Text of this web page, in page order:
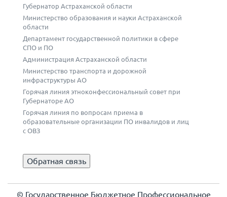
Губернатор Астраханской области
Министерство образования и науки Астраханской
области
Департамент государственной политики в сфере
СПО и ПО
Администрация Астраханской области
Министерство транспорта и дорожной
инфраструктуры АО
Горячая линия этноконфессиональный совет при
Губернаторе АО
Горячая линия по вопросам приема в
образовательные организации ПО инвалидов и лиц
с ОВЗ
Обратная связь
© Государственное Бюджетное Профессиональное